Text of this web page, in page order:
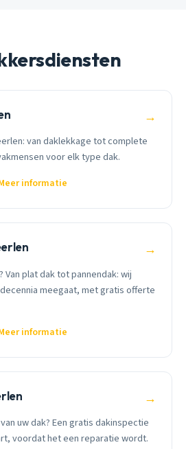
→
van daklekkage tot complete
voor elk type dak.
informatie
→
Van plat dak tot pannendak: wij
meegaat, met gratis offerte
informatie
→
uw dak? Een gratis dakinspectie
voordat het een reparatie wordt.